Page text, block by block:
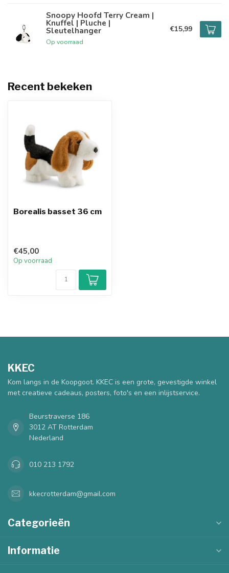
Snoopy Hoofd Terry Cream |
Knuffel | Pluche |
Sleutelhanger
Op voorraad
€15,99
Recent bekeken
Borealis basset 36 cm
€45,00
Op voorraad
KKEC
Kom langs in de Koopgoot. KKEC is een grote, gevestigde winkel
met creatieve cadeaus, posters, foto's en een inlijstservice.
Beurstraverse 186
3012 AT Rotterdam
Nederland
010 213 1792
kkecrotterdam@gmail.com
Categorieën
Informatie